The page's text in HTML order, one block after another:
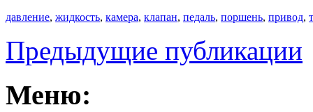
давление, жидкость, камера, клапан, педаль, поршень, привод,
Предыдущие публикации
Меню: